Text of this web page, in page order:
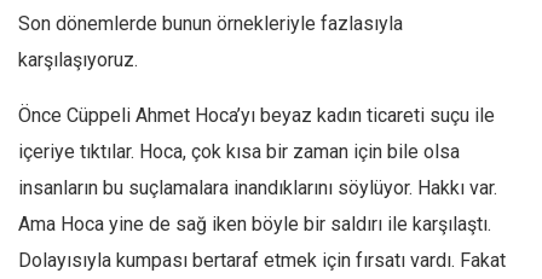
Selçuk Türkyılmaz
Mehmet Ali Tekin
Amina S. Jenenkovic
Bağdagül Öz
Esra Elönü
» Yazar arşivi
Son dönemlerde bunun örnekleriyle fazlasıyla
karşılaşıyoruz.
Önce Cüppeli Ahmet Hoca’yı beyaz kadın ticareti suçu ile
içeriye tıktılar. Hoca, çok kısa bir zaman için bile olsa
insanların bu suçlamalara inandıklarını söylüyor. Hakkı var.
Ama Hoca yine de sağ iken böyle bir saldırı ile karşılaştı.
Dolayısıyla kumpası bertaraf etmek için fırsatı vardı. Fakat